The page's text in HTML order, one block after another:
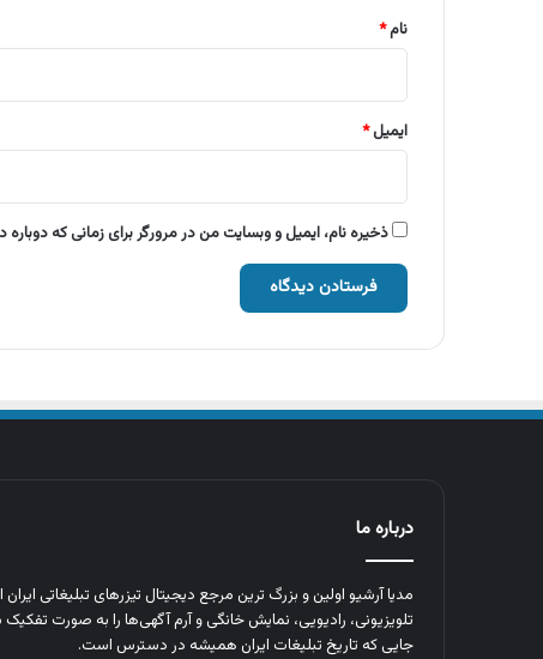
نام*
ایمیل*
ذخیره نام، ایمیل و وبسایت من در مرورگر برای زمانی که
درباره ما
مدیا آرشیو اولین و بزرگ‌ ترین مرجع دیجیتال تیزرهای تبلیغاتی
تلویزیونی، رادیویی، نمایش خانگی و آرم‌ آگهی‌ها را به‌ صورت
جایی که تاریخ تبلیغات ایران همیشه در دسترس است.